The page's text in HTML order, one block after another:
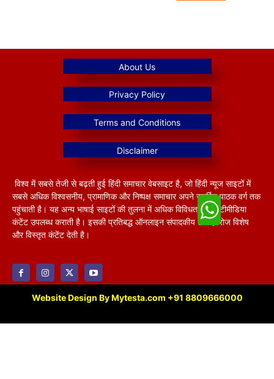
विश्व में सबसे तेजी से बढ़ती हुई हिंदी समाचार वेबसाइट है, जो हिंदी न्यूज साइटों में
सबसे अधिक विश्वसनीय, प्रामाणिक और निष्पक्ष समाचार अपने समर्पित पाठक वर्ग तक
पहुंचाती है। यह अन्य भाषाई साइटों की तुलना में अधिक विविधतापूर्ण मल्टीमीडिया
कंटेंट उपलब्ध कराती है। इसकी प्रतिबद्ध ऑनलाइन संपादकीय टीम हररोज विशेष
और विस्तृत कंटेंट देती है।
Website Design By Mytesta.com +91 8809666000